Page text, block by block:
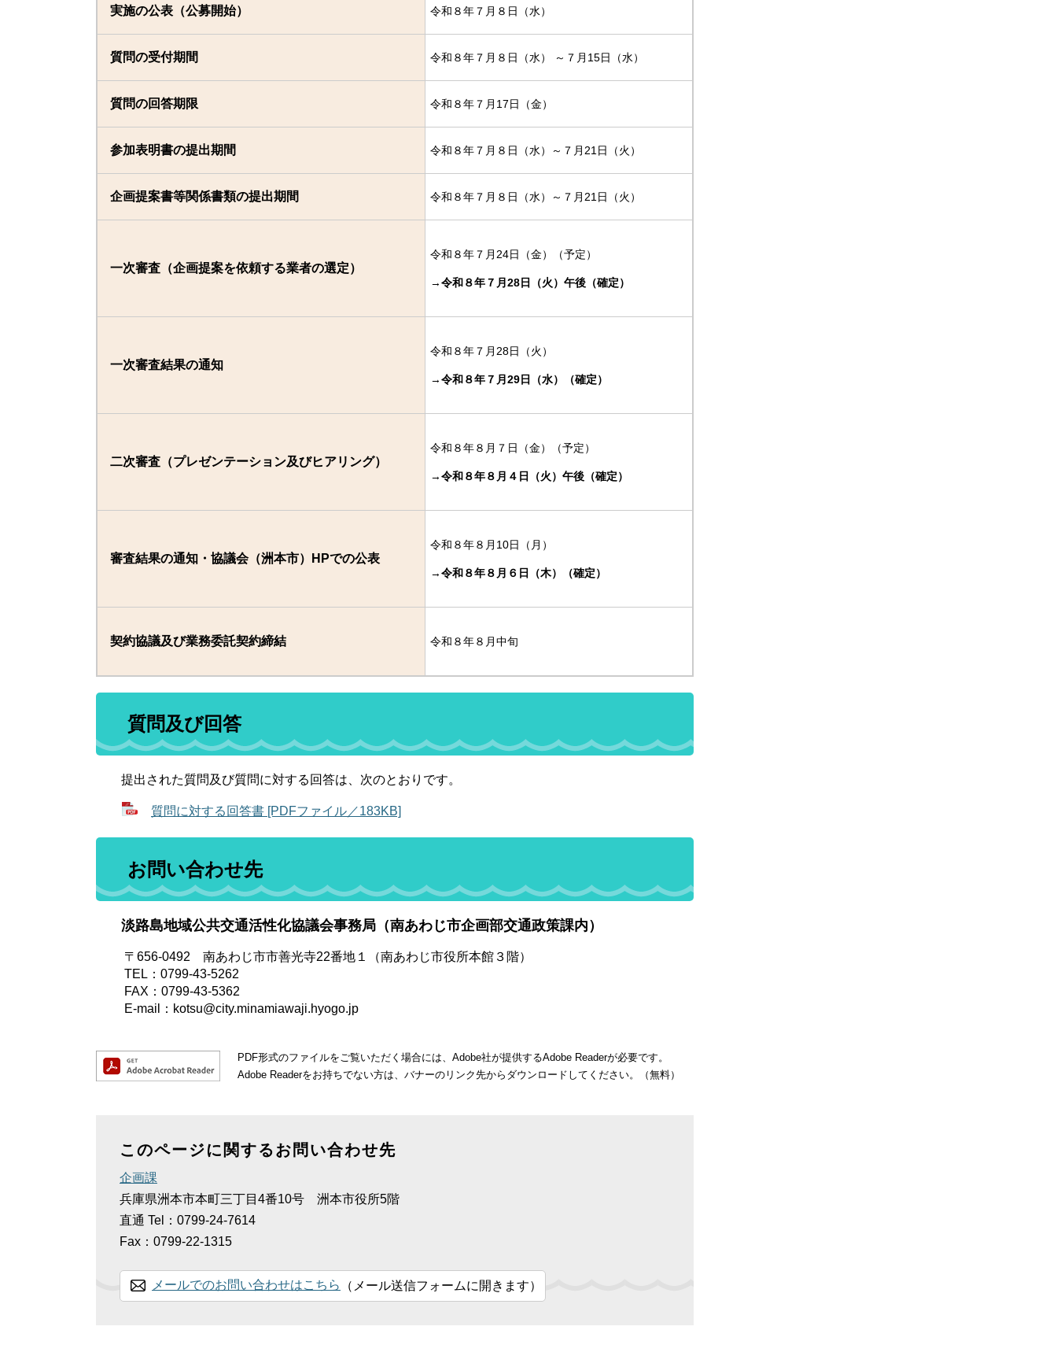
実施の公表（公募開始） 令和８年７月８日（水）
質問の受付期間 令和８年７月８日（水） ～７月15日（水）
質問の回答期限 令和８年７月17日（金）
参加表明書の提出期間 令和８年７月８日（水）～７月21日（火）
企画提案書等関係書類の提出期間 令和８年７月８日（水）～７月21日（火）
一次審査（企画提案を依頼する業者の選定）
令和８年７月24日（金）（予定）
→令和８年７月28日（火）午後（確定）
一次審査結果の通知
令和８年７月28日（火）
→令和８年７月29日（水）（確定）
二次審査（プレゼンテーション及びヒアリング）
令和８年８月７日（金）（予定）
→令和８年８月４日（火）午後（確定）
審査結果の通知・協議会（洲本市）HPでの公表
令和８年８月10日（月）
→令和８年８月６日（木）（確定）
契約協議及び業務委託契約締結 令和８年８月中旬
質問及び回答
提出された質問及び質問に対する回答は、次のとおりです。
質問に対する回答書 [PDFファイル／183KB]
お問い合わせ先
淡路島地域公共交通活性化協議会事務局（南あわじ市企画部交通政策課内）
〒656-0492 南あわじ市市善光寺22番地１（南あわじ市役所本館３階）
TEL：0799-43-5262
FAX：0799-43-5362
E-mail：kotsu@city.minamiawaji.hyogo.jp
PDF形式のファイルをご覧いただく場合には、Adobe社が提供するAdobe Readerが必要です。
Adobe Readerをお持ちでない方は、バナーのリンク先からダウンロードしてください。（無料）
このページに関するお問い合わせ先
企画課
兵庫県洲本市本町三丁目4番10号 洲本市役所5階
直通 Tel：0799-24-7614
Fax：0799-22-1315
メールでのお問い合わせはこちら （メール送信フォームに開きます）